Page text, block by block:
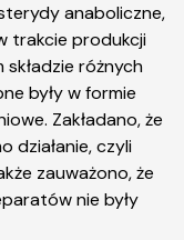
anaboliczne,
trakcie produkcji
różnych
były w formie
Zakładano, że
działanie, czyli
zauważono, że
nie były